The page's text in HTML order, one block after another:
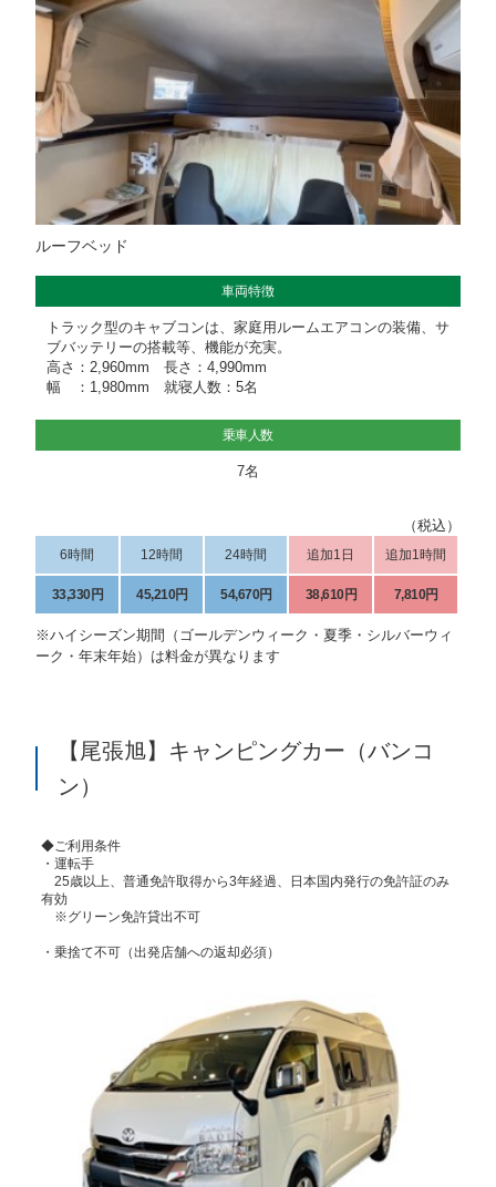
ルーフベッド
車両特徴
トラック型のキャブコンは、家庭用ルームエアコンの装備、サ
ブバッテリーの搭載等、機能が充実。
高さ：2,960mm 長さ：4,990mm
幅 ：1,980mm 就寝人数：5名
乗車人数
7名
（税込）
6時間 12時間 24時間 追加1日 追加1時間
33,330円 45,210円 54,670円 38,610円 7,810円
※ハイシーズン期間（ゴールデンウィーク・夏季・シルバーウィ
ーク・年末年始）は料金が異なります
【尾張旭】キャンピングカー（バンコ
ン）
◆ご利用条件
・運転手
25歳以上、普通免許取得から3年経過、日本国内発行の免許証のみ
有効
※グリーン免許貸出不可
・乗捨て不可（出発店舗への返却必須）